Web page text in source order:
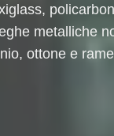
metalliche
ottone e